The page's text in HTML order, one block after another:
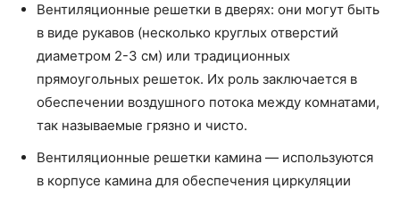
Вентиляционные решетки в дверях: они могут быть
в виде рукавов (несколько круглых отверстий
диаметром 2-3 см) или традиционных
прямоугольных решеток. Их роль заключается в
обеспечении воздушного потока между комнатами,
так называемые грязно и чисто.
Вентиляционные решетки камина — используются
в корпусе камина для обеспечения циркуляции